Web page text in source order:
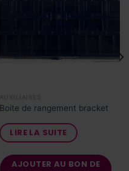
AUXILIAIRES
Boite de rangement bracket
LIRE LA SUITE
AJOUTER AU BON DE